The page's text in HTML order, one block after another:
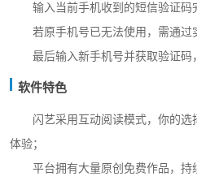
输入当前手机收到的短信验证码
若原手机号已无法使用，需通过
最后输入新手机号并获取验证码
软件特色
闪艺采用互动阅读模式，你的
体验；
平台拥有大量原创免费作品，